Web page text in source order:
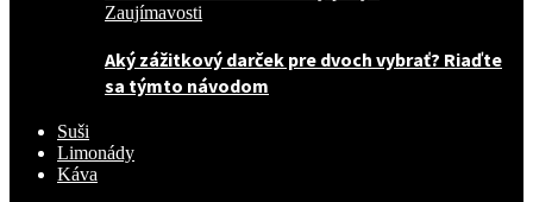
Zaujímavosti
Aký zážitkový darček pre dvoch vybrať? Riaďte
sa týmto návodom
Suši
Limonády
Káva